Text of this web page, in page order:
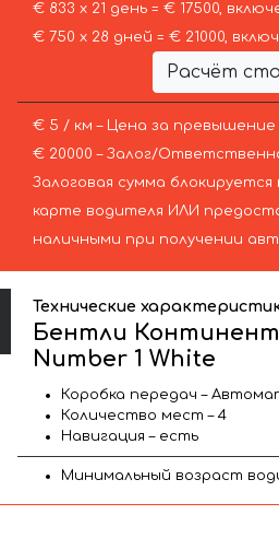
€ 833 х 21 день = € 17500,
€ 750 х 28 дней = € 21000,
Расчёт
€ 5 / км – Цена за
€ 20000 – Залог/
Залоговая сумма
карте водителя ИЛИ
наличными при получении
Технические
Бентли
Number 1 White
Коробка передач –
Количество мест – 4
Навигация – есть
Минимальный возраст